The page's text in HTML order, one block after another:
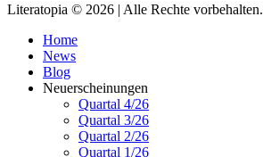
Literatopia © 2026 | Alle Rechte vorbehalten.
Home
News
Blog
Neuerscheinungen
Quartal 4/26
Quartal 3/26
Quartal 2/26
Quartal 1/26